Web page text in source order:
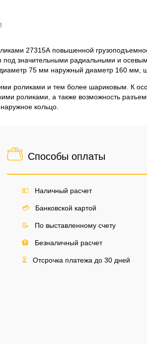
27315А повышенной
под значительными радиальными и
диаметр 75 мм наружный диаметр 160 мм,
роликами и тем более шариковым. К
роликами, а также возможность
кольцо.
Способы оплаты
💵 Наличный расчет
💳 Банковской картой
📝 По выставленному счету
🏦 Безналичный расчет
⏳ Отсрочка платежа до 30 дней